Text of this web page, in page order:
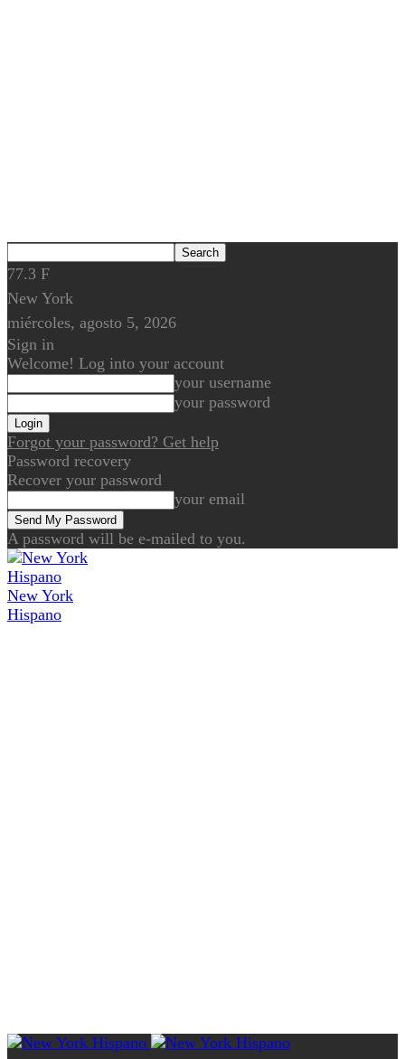
77.3 F
New York
miércoles, agosto 5, 2026
Sign in
Welcome! Log into your account
your username
your password
Forgot your password? Get help
Password recovery
Recover your password
your email
A password will be e-mailed to you.
New York
Hispano